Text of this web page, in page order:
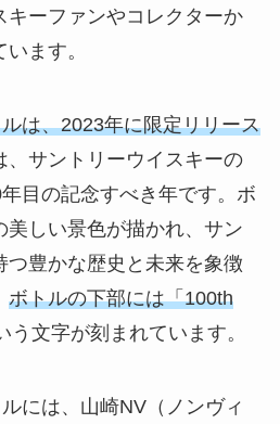
キーファンやコレクターか
ます。
は、2023年に限定リリース
、サントリーウイスキーの
目の記念すべき年です。ボ
美しい景色が描かれ、サン
つ豊かな歴史と未来を象徴
ボトルの下部には「100th
う文字が刻まれています。
には、山崎NV（ノンヴィ